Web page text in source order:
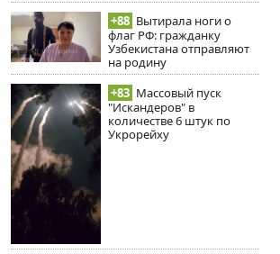
+88 Вытирала ноги о
флаг РФ: гражданку
Узбекистана отправляют
на родину
+83 Массовый пуск
"Искандеров" в
количестве 6 штук по
Укрорейху